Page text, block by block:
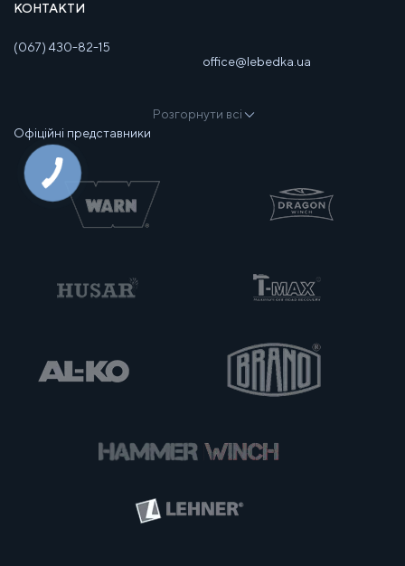
КОНТАКТИ
(067) 430-82-15
office@lebedka.ua
Розгорнути всі
Офіційні представники